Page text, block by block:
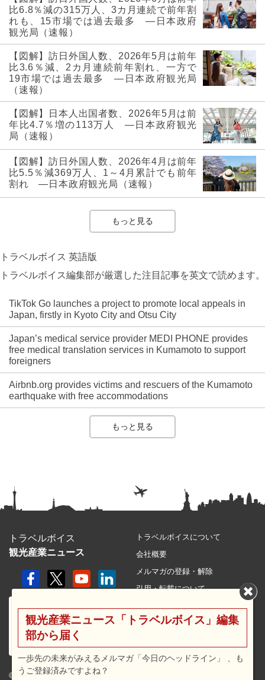
比6.8％減の315万人、3カ月連続で前年割
れも、15市場では過去最多 ―日本政府
観光局（速報）
【図解】訪日外国人数、2026年5月は前年
比3.6％減、2カ月連続前年割れ、一方で
19市場では過去最多 ―日本政府観光局
（速報）
【図解】日本人出国者数、2026年5月は前
年比4.7％増の113万人 ―日本政府観光
局（速報）
【図解】訪日外国人数、2026年4月は前年
比5.5％減369万人、1～4月累計でも前年
割れ ―日本政府観光局（速報）
もっと見る
トラベルボイス 英語版
トラベルボイス編集部が厳選した注目記事を英文で読めます。
TikTok Go launches a project to promote local appeals in
Japan, firstly in Kyoto City and Otsu City
Japan’s medical service provider MEDI PHONE provides
free medical translation services in Kumamoto to support
foreigners
Airbnb.org provides victims and rescuers of the Kumamoto
earthquake with free accommodations
もっと見る
トラベルボイス
観光産業ニュース
© 2026 travel voice.
トラベルボイスについて
会社概要
メルマガの登録・解除
引用・転載について
利用規約
広告メニュー・料金
観光産業ニュース「トラベルボイス」編集
部から届く
一歩先の未来がみえるメルマガ「今日のヘッドライン」 、も
うご登録済みですよね？